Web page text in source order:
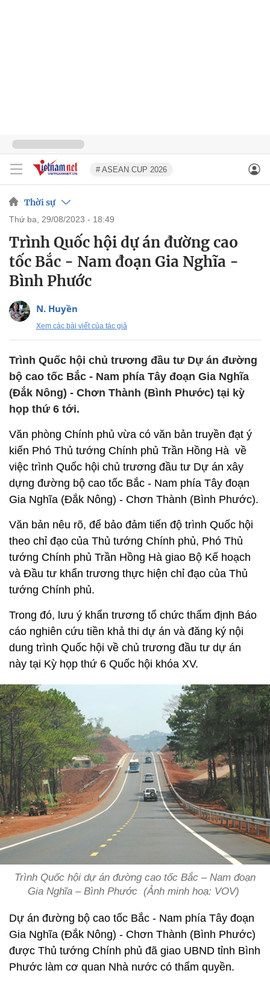
# ASEAN CUP 2026
Thời sự
thứ ba, 29/08/2023 - 18:49
Trình Quốc hội dự án đường cao
tốc Bắc - Nam đoạn Gia Nghĩa -
Bình Phước
N. Huyền
Xem các bài viết của tác giả
Trình Quốc hội chủ trương đầu tư Dự án đường
bộ cao tốc Bắc - Nam phía Tây đoạn Gia Nghĩa
(Đắk Nông) - Chơn Thành (Bình Phước) tại kỳ
họp thứ 6 tới.
Văn phòng Chính phủ vừa có văn bản truyền đạt ý
kiến Phó Thủ tướng Chính phủ Trần Hồng Hà về
việc trình Quốc hội chủ trương đầu tư Dự án xây
dựng đường bộ cao tốc Bắc - Nam phía Tây đoạn
Gia Nghĩa (Đắk Nông) - Chơn Thành (Bình Phước).
Văn bản nêu rõ, để bảo đảm tiến độ trình Quốc hội
theo chỉ đạo của Thủ tướng Chính phủ, Phó Thủ
tướng Chính phủ Trần Hồng Hà giao Bộ Kế hoạch
và Đầu tư khẩn trương thực hiện chỉ đạo của Thủ
tướng Chính phủ.
Trong đó, lưu ý khẩn trương tổ chức thẩm định Báo
cáo nghiên cứu tiền khả thi dự án và đăng ký nội
dung trình Quốc hội về chủ trương đầu tư dự án
này tại Kỳ họp thứ 6 Quốc hội khóa XV.
Trình Quốc hội dự án đường cao tốc Bắc – Nam đoạn
Gia Nghĩa – Bình Phước (Ảnh minh hoạ: VOV)
Dự án đường bộ cao tốc Bắc - Nam phía Tây đoạn
Gia Nghĩa (Đắk Nông) - Chơn Thành (Bình Phước)
được Thủ tướng Chính phủ đã giao UBND tỉnh Bình
Phước làm cơ quan Nhà nước có thẩm quyền.